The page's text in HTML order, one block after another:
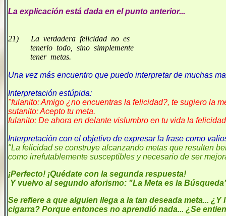
La explicación está dada en el punto anterior...
21) La verdadera felicidad no es
tenerlo todo, sino simplemente
tener metas.
Una vez más encuentro que puedo interpretar de muchas
Interpretación estúpida:
"fulanito: Amigo ¿no encuentras la felicidad?, te sugiero la
sutanito: Acepto tu meta.
fulanito: De ahora en delante vislumbro en tu vida la
Interpretación con el objetivo de expresar la frase como
"La felicidad se construye alcanzando metas que resulten
como irrefutablemente susceptibles y necesario de ser
¡Perfecto! ¡Quédate con la segunda respuesta!
Y vuelvo al segundo aforismo: "La Meta es la Búsqueda
Se refiere a que alguien llega a la tan deseada meta...
cigarra? Porque entonces no aprendió nada... ¿Se